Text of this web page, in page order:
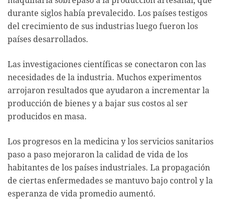
durante siglos había prevalecido. Los países testigos
del crecimiento de sus industrias luego fueron los
países desarrollados.
Las investigaciones científicas se conectaron con las
necesidades de la industria. Muchos experimentos
arrojaron resultados que ayudaron a incrementar la
producción de bienes y a bajar sus costos al ser
producidos en masa.
Los progresos en la medicina y los servicios sanitarios
paso a paso mejoraron la calidad de vida de los
habitantes de los países industriales. La propagación
de ciertas enfermedades se mantuvo bajo control y la
esperanza de vida promedio aumentó.